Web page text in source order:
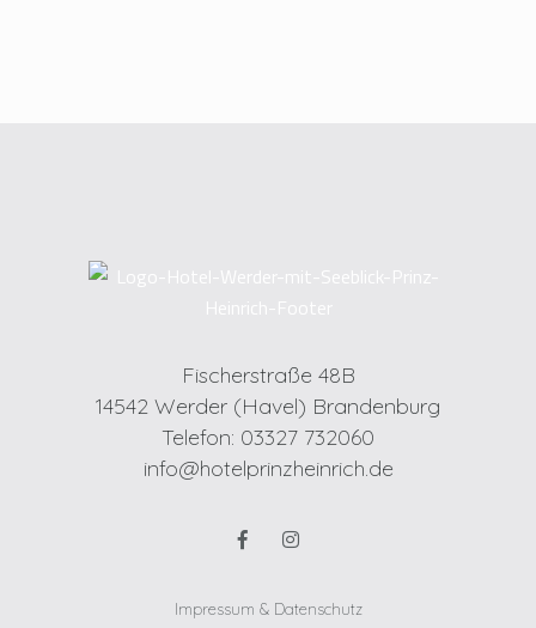
Fischerstraße 48B
14542 Werder (Havel) Brandenburg
Telefon: 03327 732060
info@hotelprinzheinrich.de
Impressum & Datenschutz